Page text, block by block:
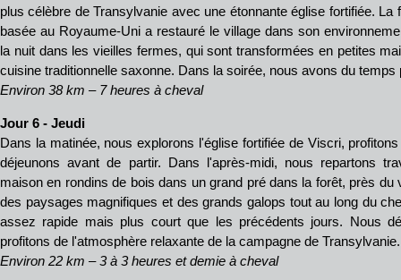
plus célèbre de Transylvanie avec une étonnante église fortifiée. La
basée au Royaume-Uni a restauré le village dans son
la nuit dans les vieilles fermes, qui sont transformées en petites
cuisine traditionnelle saxonne. Dans la soirée, nous avons du temps
Environ 38 km – 7 heures à cheval
Jour 6 - Jeudi
Dans la matinée, nous explorons l'église fortifiée de Viscri,
déjeunons avant de partir. Dans l'après-midi, nous repartons
maison en rondins de bois dans un grand pré dans la forêt, près du
des paysages magnifiques et des grands galops tout au long du
assez rapide mais plus court que les précédents jours. Nous
profitons de l'atmosphère relaxante de la campagne de Transylvanie.
Environ 22 km – 3 à 3 heures et demie à cheval